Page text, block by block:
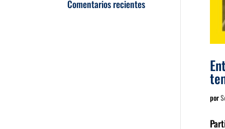
por
Comentarios recientes